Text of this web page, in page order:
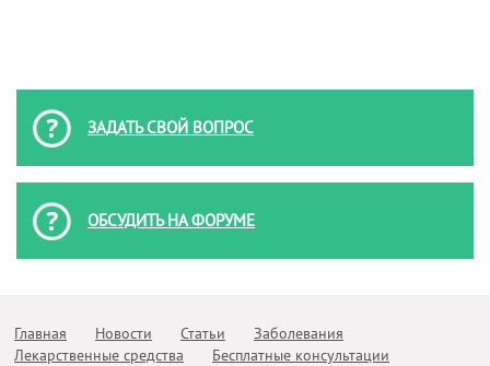
ЗАДАТЬ СВОЙ ВОПРОС
ОБСУДИТЬ НА ФОРУМЕ
Главная Новости Статьи
Заболевания
Лекарственные средства
Бесплатные консультации